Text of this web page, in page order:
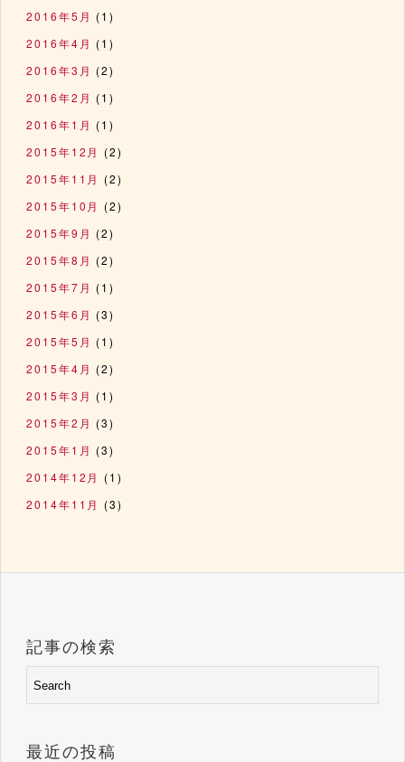
2016年5月 (1)
2016年4月 (1)
2016年3月 (2)
2016年2月 (1)
2016年1月 (1)
2015年12月 (2)
2015年11月 (2)
2015年10月 (2)
2015年9月 (2)
2015年8月 (2)
2015年7月 (1)
2015年6月 (3)
2015年5月 (1)
2015年4月 (2)
2015年3月 (1)
2015年2月 (3)
2015年1月 (3)
2014年12月 (1)
2014年11月 (3)
記事の検索
最近の投稿